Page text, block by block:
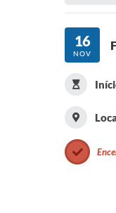
16
NOV